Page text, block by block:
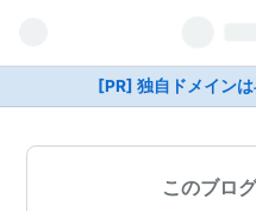
[PR] 独自ドメイン
このブロ